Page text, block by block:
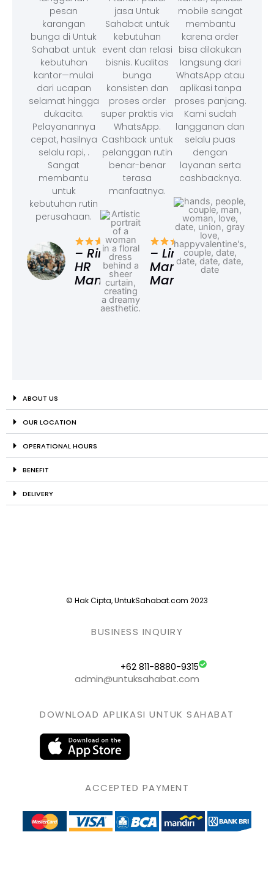
pesan
karangan
bunga di Untuk
Sahabat untuk
kebutuhan
kantor—mulai
dari ucapan
selamat hingga
dukacita.
Pelayanannya
cepat, hasilnya
selalu rapi, .
Sangat
membantu
untuk
kebutuhan rutin
perusahaan.
– Rina,
HR
Manager
jasa Untuk
Sahabat untuk
kebutuhan
event dan relasi
bisnis. Kualitas
bunga
konsisten dan
proses order
super praktis via
WhatsApp.
Cashback untuk
pelanggan rutin
benar-benar
terasa
manfaatnya.
– Linda,
Marketing
Manager
mobile sangat
membantu
karena order
bisa dilakukan
langsung dari
WhatsApp atau
aplikasi tanpa
proses panjang.
Kami sudah
langganan dan
selalu puas
dengan
layanan serta
cashbacknya.
ABOUT US
OUR LOCATION
OPERATIONAL HOURS
BENEFIT
DELIVERY
© Hak Cipta, UntukSahabat.com 2023
BUSINESS INQUIRY
+62 811-8880-9315
admin@untuksahabat.com
DOWNLOAD APLIKASI UNTUK SAHABAT
ACCEPTED PAYMENT